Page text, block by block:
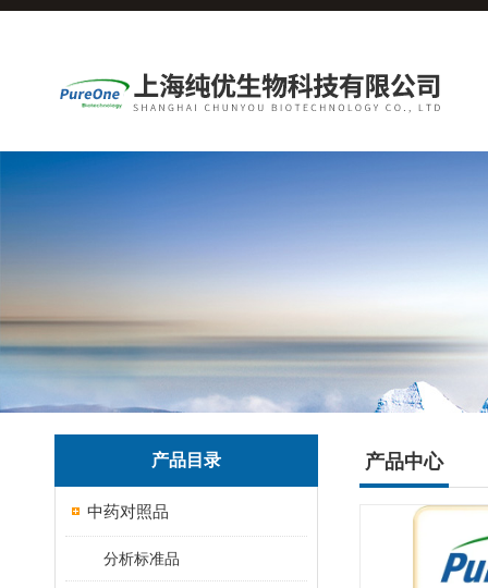
产品目录
中药对照品
分析标准品
产品中心